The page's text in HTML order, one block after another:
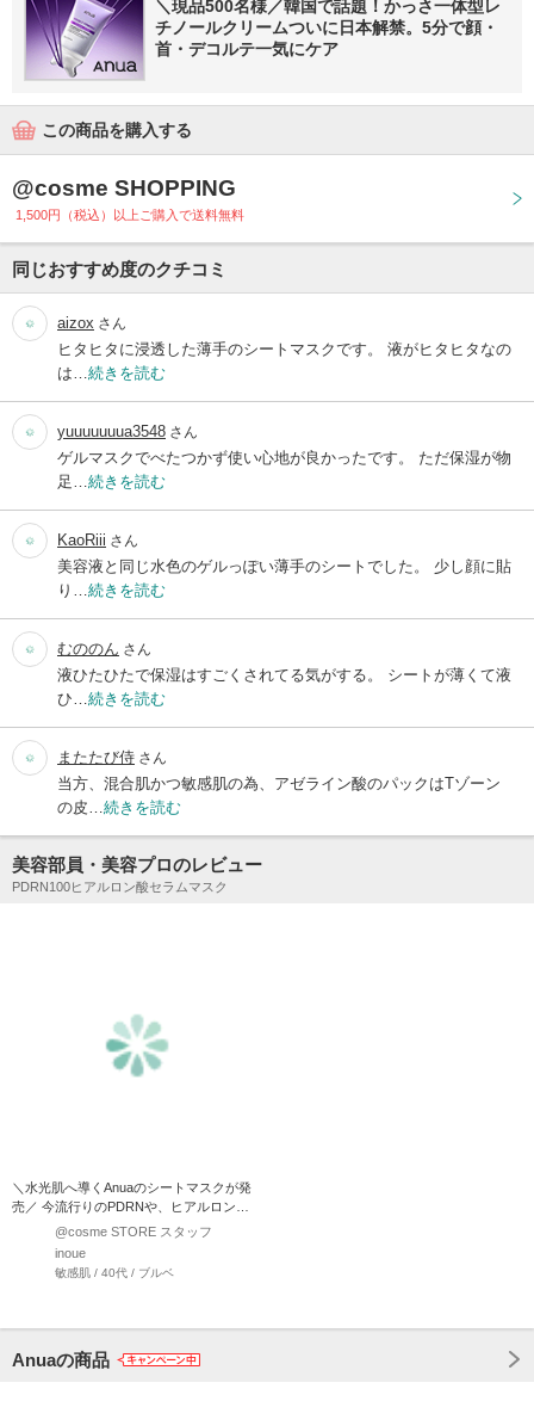
＼現品500名様／韓国で話題！かっさ一体型レ
チノールクリームついに日本解禁。5分で顔・
首・デコルテ一気にケア
この商品を購入する
@cosme SHOPPING
1,500円（税込）以上ご購入で送料無料
同じおすすめ度のクチコミ
aizox さん
ヒタヒタに浸透した薄手のシートマスクです。 液がヒタヒタなの
は… 続きを読む
yuuuuuuua3548 さん
ゲルマスクでべたつかず使い心地が良かったです。 ただ保湿が物
足… 続きを読む
KaoRiii さん
美容液と同じ水色のゲルっぽい薄手のシートでした。 少し顔に貼
り… 続きを読む
むののん さん
液ひたひたで保湿はすごくされてる気がする。 シートが薄くて液
ひ… 続きを読む
またたび侍 さん
当方、混合肌かつ敏感肌の為、アゼライン酸のパックはTゾーン
の皮… 続きを読む
美容部員・美容プロのレビュー
PDRN100ヒアルロン酸セラムマスク
＼水光肌へ導くAnuaのシートマスクが発
売／ 今流行りのPDRNや、ヒアルロン
酸、コラーゲンが…
@cosme STORE スタッフ
inoue
敏感肌 / 40代 / ブルベ
Anuaの商品